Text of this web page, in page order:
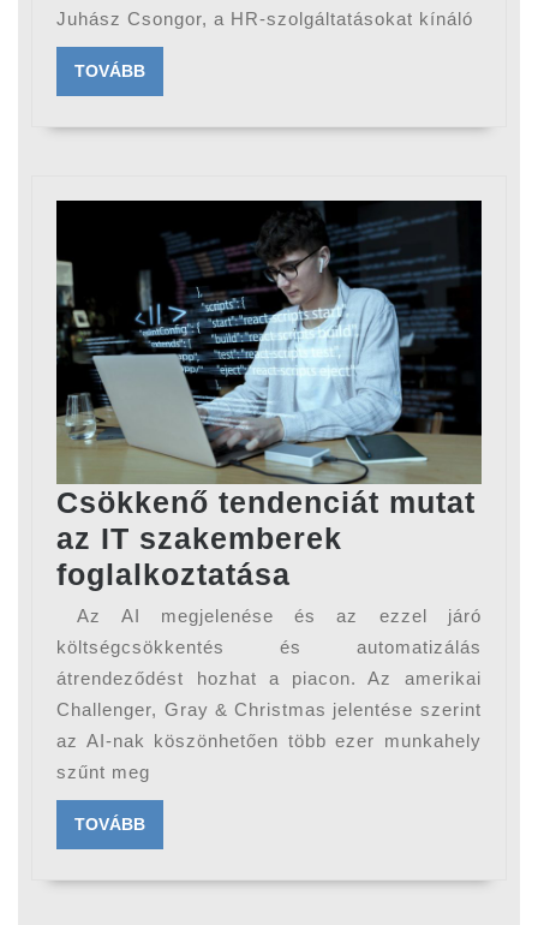
Juhász Csongor, a HR-szolgáltatásokat kínáló
TOVÁBBTOVÁBB
Csökkenő tendenciát mutat
az IT szakemberek
foglalkoztatása
tendenciát
mutat
az
IT
szakemberek
Az AI megjelenése és az ezzel járó
költségcsökkentés és automatizálás
átrendeződést hozhat a piacon. Az amerikai
Challenger, Gray & Christmas jelentése szerint
az AI-nak köszönhetően több ezer munkahely
szűnt meg
TOVÁBBTOVÁBB